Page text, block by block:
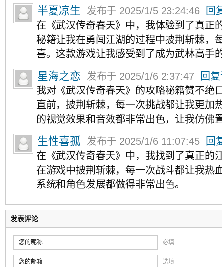
半夏凉生 发布于 2025/1/5 23:24:46
回
在《武汉传奇春天》中，我体验到了真正
秘籍让我在勇闯江湖的过程中披荆斩棘，
喜。这款游戏让我感受到了成为武林高手
星海之恋 发布于 2025/1/6 2:37:47
回
我对《武汉传奇春天》的攻略秘籍赞不绝
直前，披荆斩棘，每一次挑战都让我更加
的视觉效果和音效都非常出色，让我仿佛
生性喜孤 发布于 2025/1/6 11:07:45
回
在《武汉传奇春天》中，我找到了真正的
在游戏中披荆斩棘，每一次战斗都让我热
系统和角色发展都做得非常出色。
发表评论
您的昵称 必填
您的邮箱 选填